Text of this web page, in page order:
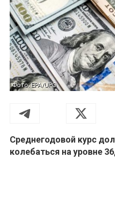
Фото: EPA/UPG
Среднегодовой курс
колебаться на уровне